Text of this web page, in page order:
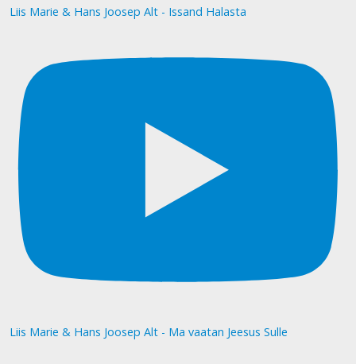
Liis Marie & Hans Joosep Alt - Issand Halasta
Liis Marie & Hans Joosep Alt - Ma vaatan Jeesus Sulle